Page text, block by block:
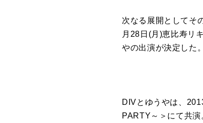
次なる展開としてそ
月28日(月)恵比寿リ
やの出演が決定した。
DIVとゆうやは、
PARTY～＞にて共演